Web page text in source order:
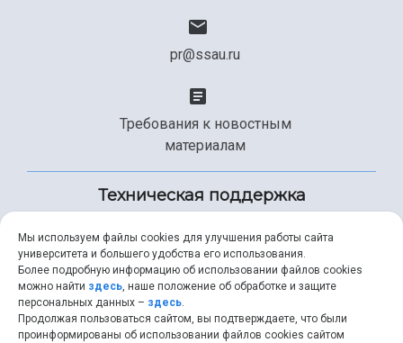
pr@ssau.ru
Требования к новостным
материалам
Техническая поддержка
+7 (846) 267-49-99
help@ssau.ru
Мы используем файлы cookies для улучшения работы сайта
университета и большего удобства его использования.
Более подробную информацию об использовании файлов cookies
можно найти здесь, наше положение об обработке и защите
персональных данных – здесь.
Продолжая пользоваться сайтом, вы подтверждаете, что были
проинформированы об использовании файлов cookies сайтом